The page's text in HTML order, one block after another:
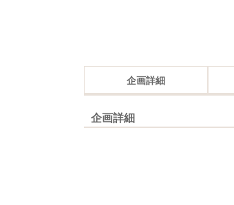
企画詳細
企画詳細